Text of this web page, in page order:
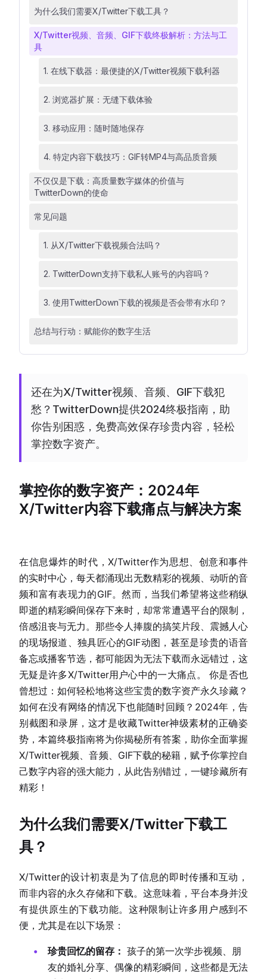
为什么我们需要X/Twitter下载工具？
X/Twitter视频、音频、GIF下载终极解析：方法与工
具
1. 在线下载器：最便捷的X/Twitter视频下载利器
2. 浏览器扩展：无缝下载体验
3. 移动应用：随时随地保存
4. 特定内容下载技巧：GIF转MP4与高品质音频
不仅仅是下载：高质量数字媒体的价值与
TwitterDown的使命
常见问题
1. 从X/Twitter下载视频合法吗？
2. TwitterDown支持下载私人账号的内容吗？
3. 使用TwitterDown下载的视频是否会带有水印？
总结与行动：赋能你的数字生活
还在为X/Twitter视频、音频、GIF下载犯
愁？TwitterDown提供2024终极指南，助
你告别困惑，免费高效保存珍贵内容，轻松
掌控数字资产。
掌控你的数字资产：2024年
X/Twitter内容下载痛点与解决方案
在信息爆炸的时代，X/Twitter作为思想、创意和事件
的实时中心，每天都涌现出无数精彩的视频、动听的音
频和富有表现力的GIF。然而，当我们希望将这些稍纵
即逝的精彩瞬间保存下来时，却常常遭遇平台的限制，
倍感沮丧与无力。那些令人捧腹的搞笑片段、震撼人心
的现场报道、独具匠心的GIF动图，甚至是珍贵的语音
备忘或播客节选，都可能因为无法下载而永远错过，这
无疑是许多X/Twitter用户心中的一大痛点。 你是否也
曾想过：如何轻松地将这些宝贵的数字资产永久珍藏？
如何在没有网络的情况下也能随时回顾？2024年，告
别截图和录屏，这才是收藏Twitter神级素材的正确姿
势，本篇终极指南将为你揭秘所有答案，助你全面掌握
X/Twitter视频、音频、GIF下载的秘籍，赋予你掌控自
己数字内容的强大能力，从此告别错过，一键珍藏所有
精彩！
为什么我们需要X/Twitter下载工
具？
X/Twitter的设计初衷是为了信息的即时传播和互动，
而非内容的永久存储和下载。这意味着，平台本身并没
有提供原生的下载功能。这种限制让许多用户感到不
便，尤其是在以下场景：
珍贵回忆的留存： 孩子的第一次学步视频、朋
友的婚礼分享、偶像的精彩瞬间，这些都是无法